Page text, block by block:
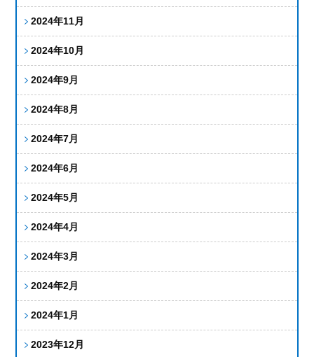
2024年11月
2024年10月
2024年9月
2024年8月
2024年7月
2024年6月
2024年5月
2024年4月
2024年3月
2024年2月
2024年1月
2023年12月